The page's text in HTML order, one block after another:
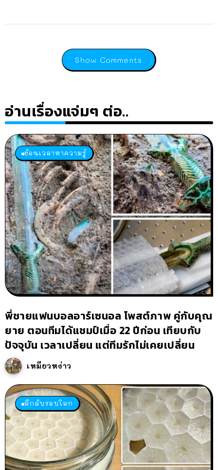
Show Comments
อ่านเรื่องแจ่มๆ ต่อ..
ย้อนเวลาหาความรู้
พี่ชายแฟนบอลอาร์เซนอล โพสต์ภาพ คู่กับคุณ
ยาย ตอนทีมได้แชมป์เมื่อ 22 ปีก่อน เทียบกับ
ปัจจุบัน เวลาเปลี่ยน แต่ทีมรักไม่เคยเปลี่ยน
เหมียวหง่าว
ลึกลับรอบโลก